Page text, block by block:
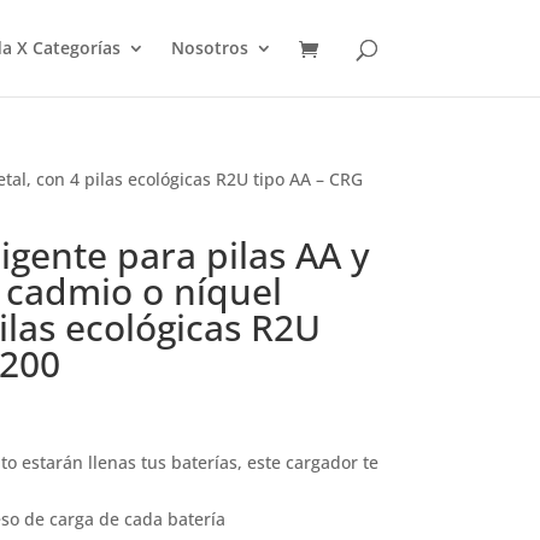
X Categorías Nosotros
con 4 pilas ecológicas R2U tipo AA – CRG
para pilas AA y
o níquel
ecológicas R2U
estarán llenas tus baterías, este cargador te
de carga de cada batería